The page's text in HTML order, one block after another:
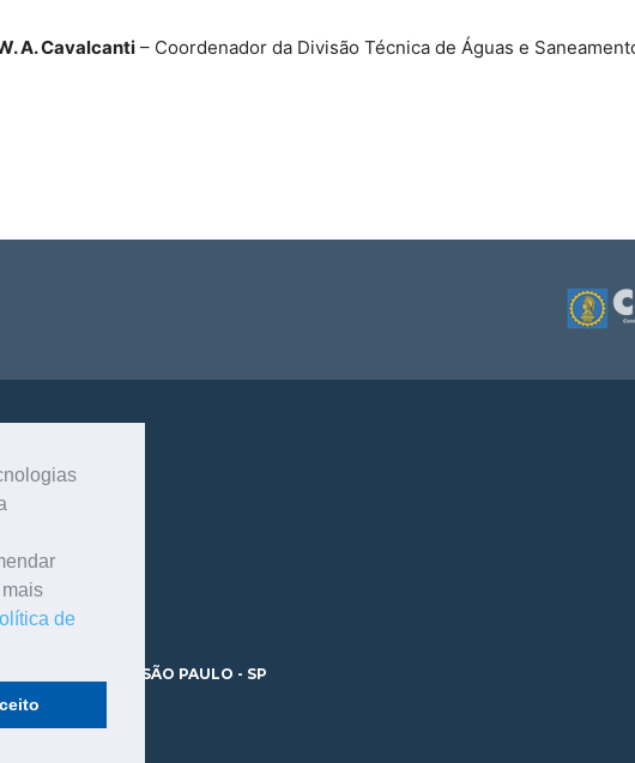
de
A. Cavalcanti – Coordenador da Divisão Técnica de Águas e
- VILA MARIANA - SÃO PAULO - SP